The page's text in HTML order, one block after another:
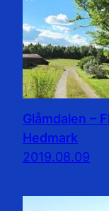
Glåmdalen –
Hedmark
2019.08.09